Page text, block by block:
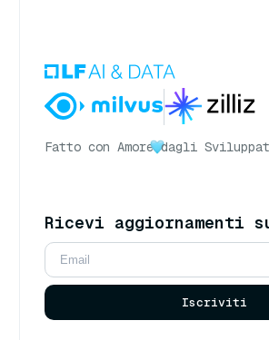
Fatto con Amore dagli
Ricevi aggiornamenti
Iscriviti